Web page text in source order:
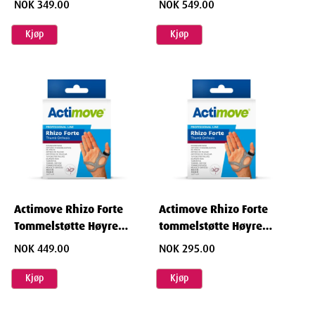
Depth
Weight
NOK 349.00
Kjøp
NOK 549.00
Kjøp
Actimove Rhizo Forte
Tommelstøtte Høyre
Størrelse Small 1 stk
NOK 449.00
Kjøp
Actimove Rhizo Forte
tommelstøtte Høyre
Størrelse Large 1 stk
NOK 295.00
Kjøp